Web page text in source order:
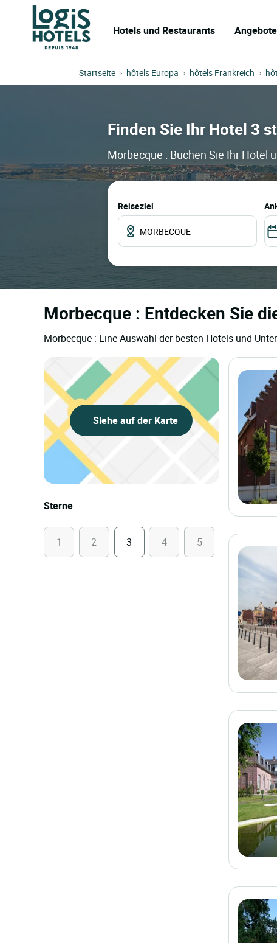
Hotels und Restaurants Angebote
Startseite hôtels Europa hôtels Frankreich
Finden Sie Ihr Hotel 3
Morbecque : Buchen Sie Ihr Hotel
Reiseziel
Morbecque : Entdecken Sie
Morbecque : Eine Auswahl der besten Hotels und
Siehe auf der Karte
Sterne
1 2 3 4 5